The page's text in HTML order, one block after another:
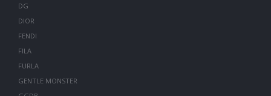
DG
DIOR
FENDI
FILA
FURLA
GENTLE MONSTER